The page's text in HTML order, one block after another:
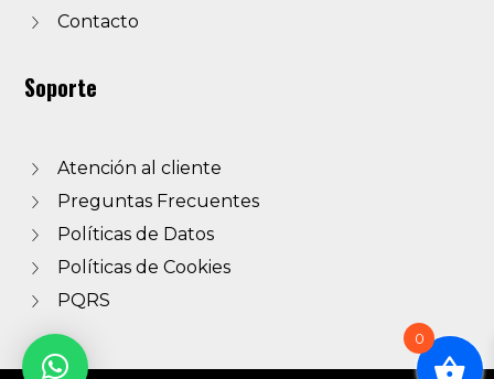
Contacto
Soporte
Atención al cliente
Preguntas Frecuentes
Políticas de Datos
Políticas de Cookies
PQRS
0